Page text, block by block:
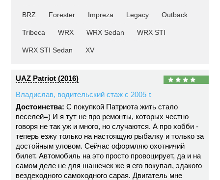
BRZ Forester Impreza Legacy Outback
Tribeca WRX WRX Sedan WRX STI
WRX STI Sedan XV
UAZ Patriot (2016)
Владислав, водительский стаж с 2005 г.
Достоинства: С покупкой Патриота жить стало
веселей=) И я тут не про ремонты, которых честно
говоря не так уж и много, но случаются. А про хобби -
теперь езжу только на настоящую рыбалку и только за
достойным уловом. Сейчас оформляю охотничий
билет. Автомобиль на это просто провоцирует, да и на
самом деле не для шашечек же я его покупал, эдакого
вездеходного самоходного сарая. Двигатель мне